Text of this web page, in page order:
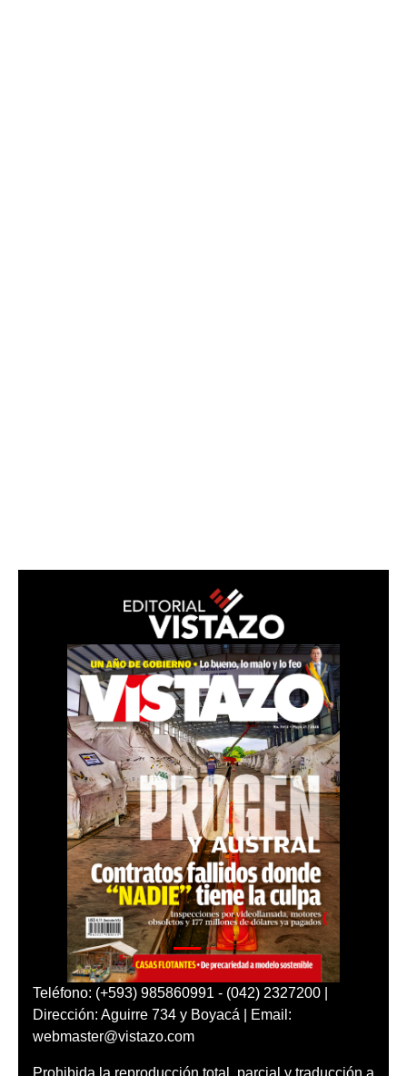
Teléfono: (+593) 985860991 - (042) 2327200 |
Dirección: Aguirre 734 y Boyacá | Email:
webmaster@vistazo.com
Prohibida la reproducción total, parcial y traducción a